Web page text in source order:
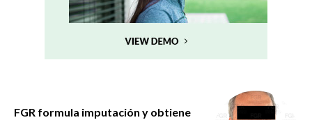
FGR formula imputación y obtiene